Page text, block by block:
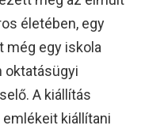
életében, egy
még egy iskola
oktatásügyi
A kiállítás
kiállítani